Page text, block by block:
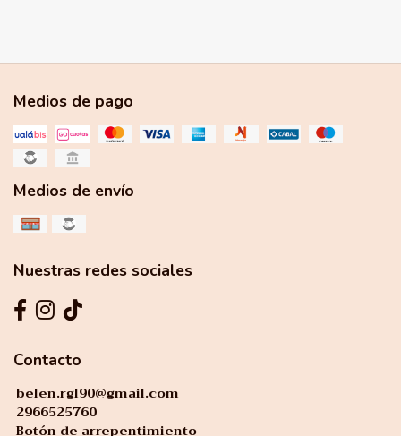
Medios de pago
Medios de envío
Nuestras redes sociales
Contacto
belen.rgl90@gmail.com
2966525760
Botón de arrepentimiento